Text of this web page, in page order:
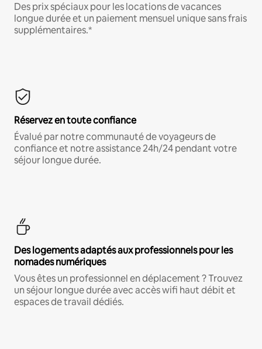
Des prix spéciaux pour les locations de vacances
longue durée et un paiement mensuel unique sans frais
supplémentaires.*
Réservez en toute confiance
Évalué par notre communauté de voyageurs de
confiance et notre assistance 24h/24 pendant votre
séjour longue durée.
Des logements adaptés aux professionnels pour les
nomades numériques
Vous êtes un professionnel en déplacement ? Trouvez
un séjour longue durée avec accès wifi haut débit et
espaces de travail dédiés.